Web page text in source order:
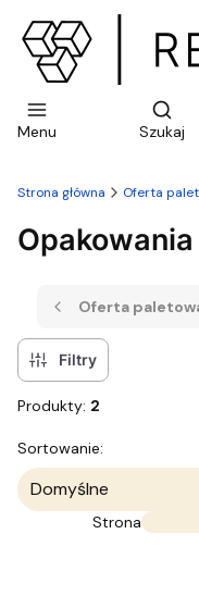
Menu Szukaj
Strona główna Oferta
Oferta
Filtry
Produkty: 2
Lista produktów
Sortowanie:
Domyślne
Strona